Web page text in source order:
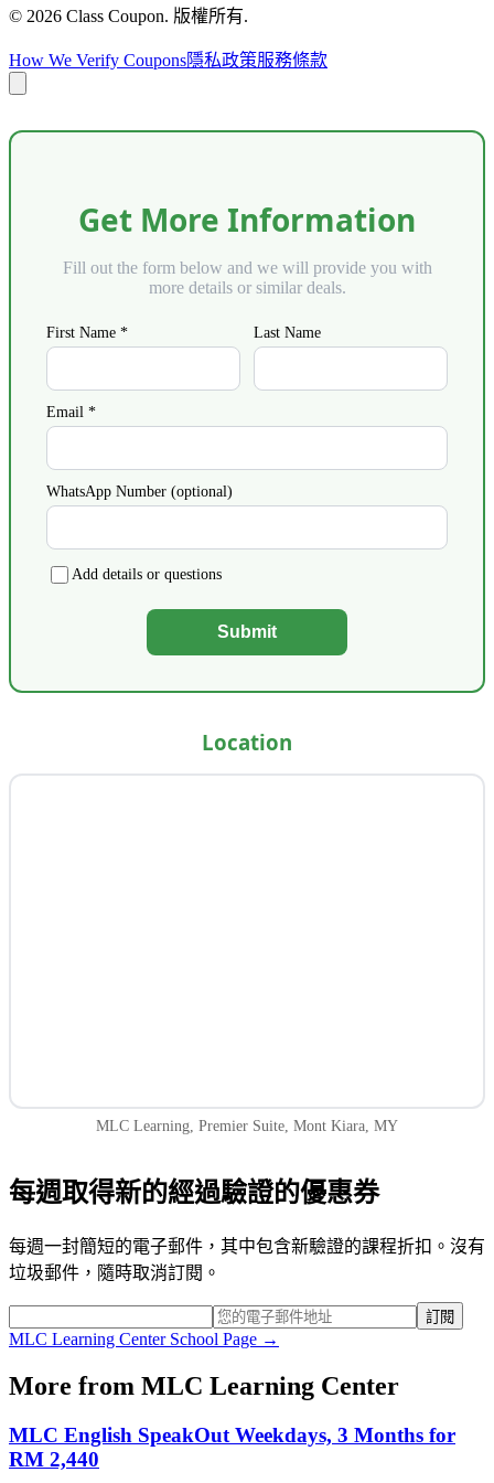
© 2026 Class Coupon. 版權所有.
How We Verify Coupons隱私政策服務條款
Get More Information
Fill out the form below and we will provide you with
more details or similar deals.
First Name * Last Name
Email *
WhatsApp Number (optional)
Add details or questions
Submit
Location
MLC Learning, Premier Suite, Mont Kiara, MY
每週取得新的經過驗證的優惠券
每週一封簡短的電子郵件，其中包含新驗證的課程折扣。沒有
垃圾郵件，隨時取消訂閱。
訂閱
MLC Learning CenterSchool Page →
More from MLC Learning Center
MLC English SpeakOut Weekdays, 3 Months for
RM 2,440